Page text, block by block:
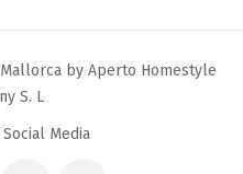
by Aperto Homestyle
S. L
Media